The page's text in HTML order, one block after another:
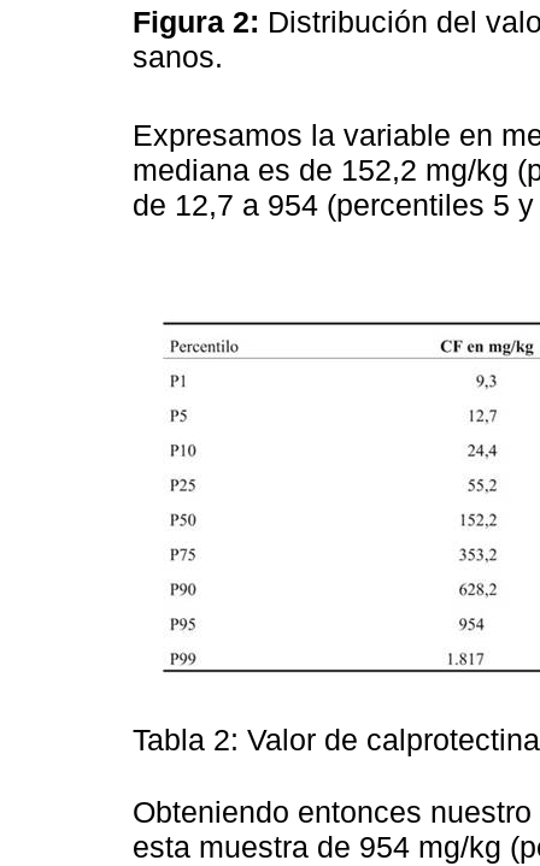
Figura 2: Distribución del
sanos.
Expresamos la variable en
mediana es de 152,2 mg/kg
de 12,7 a 954 (percentiles 5
Tabla 2: Valor de
Obteniendo entonces nuestro
esta muestra de 954 mg/kg